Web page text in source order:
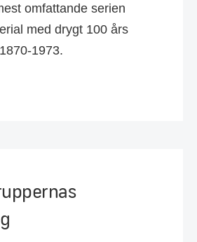
omfattande serien
med drygt 100 års
1973.